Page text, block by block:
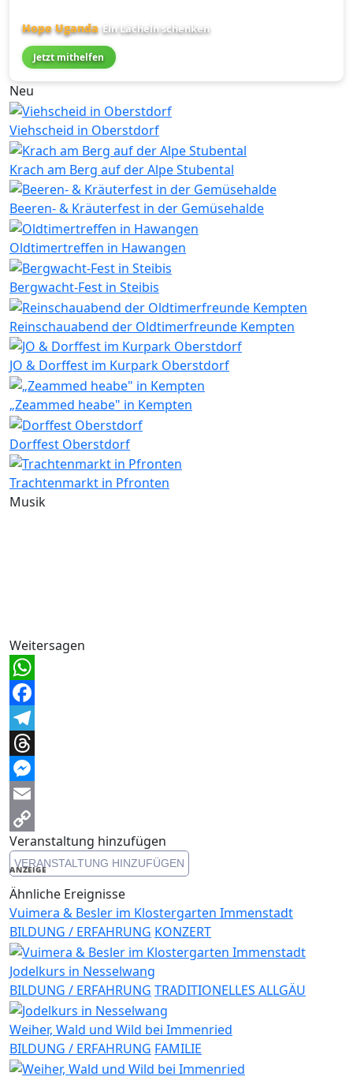
Hope Uganda Ein Lächeln schenken
Jetzt mithelfen
Neu
Viehscheid in Oberstdorf
Krach am Berg auf der Alpe Stubental
Beeren- & Kräuterfest in der Gemüsehalde
Oldtimertreffen in Hawangen
Bergwacht-Fest in Steibis
Reinschauabend der Oldtimerfreunde Kempten
JO & Dorffest im Kurpark Oberstdorf
„Zeammed heabe" in Kempten
Dorffest Oberstdorf
Trachtenmarkt in Pfronten
Musik
Weitersagen
WhatsApp
Facebook
Telegram
Threads
Messenger
Email
Copy
Link
Veranstaltung hinzufügen
VERANSTALTUNG HINZUFÜGEN
ANZEIGE
Ähnliche Ereignisse
Vuimera & Besler im Klostergarten Immenstadt
BILDUNG / ERFAHRUNG KONZERT
Jodelkurs in Nesselwang
BILDUNG / ERFAHRUNG TRADITIONELLES ALLGÄU
Weiher, Wald und Wild bei Immenried
BILDUNG / ERFAHRUNG FAMILIE